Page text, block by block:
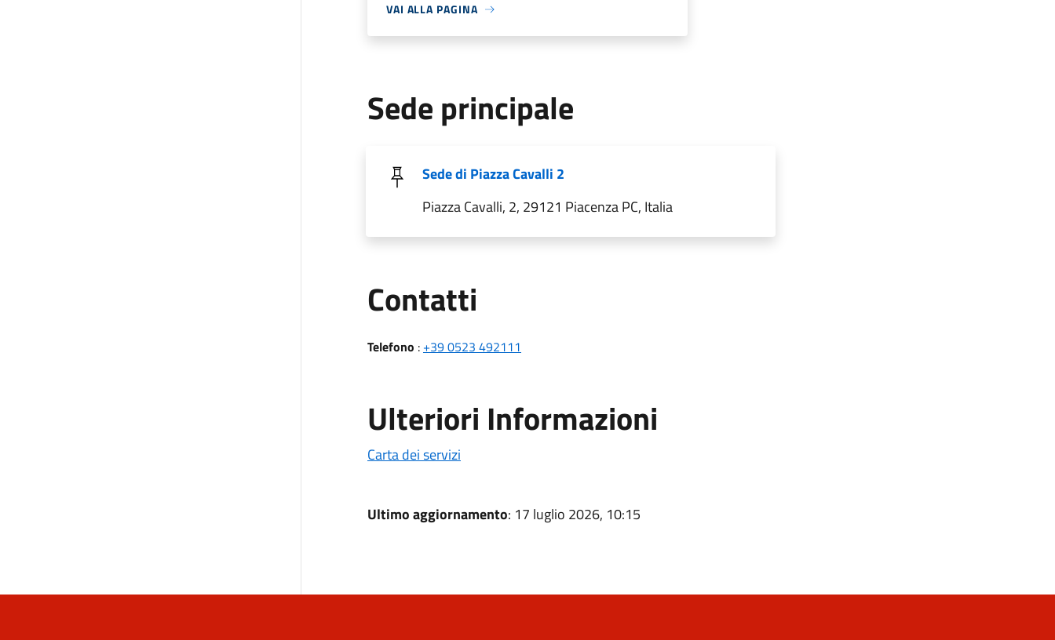
VAI ALLA PAGINA
Sede principale
Sede di Piazza Cavalli 2
Piazza Cavalli, 2, 29121 Piacenza PC, Italia
Contatti
Telefono : +39 0523 492111
Ulteriori Informazioni
Carta dei servizi
Ultimo aggiornamento: 17 luglio 2026, 10:15